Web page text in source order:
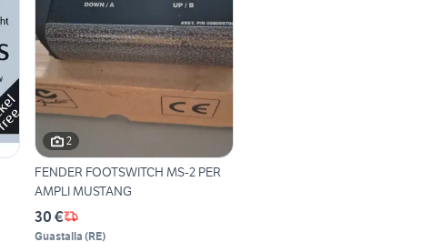
2
FENDER FOOTSWITCH MS-2 PER
AMPLI MUSTANG
30 €
Guastalla (RE)